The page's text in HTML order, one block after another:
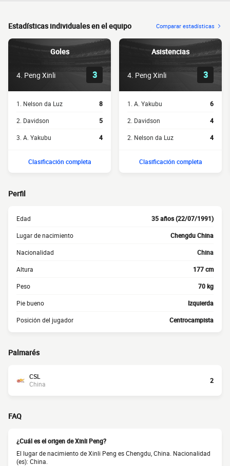
Estadísticas individuales en el equipo Comparar estadísticas
Goles
4. Peng Xinli 3
1. Nelson da Luz 8
2. Davidson 5
3. A. Yakubu 4
Clasificación completa
Asistencias
4. Peng Xinli 3
1. A. Yakubu 6
2. Davidson 4
2. Nelson da Luz 4
Clasificación completa
Perfil
Edad 35 años (22/07/1991)
Lugar de nacimiento Chengdu China
Nacionalidad China
Altura 177 cm
Peso 70 kg
Pie bueno Izquierda
Posición del jugador Centrocampista
Palmarés
CSL
China
2
FAQ
¿Cuál es el origen de Xinli Peng?
El lugar de nacimiento de Xinli Peng es Chengdu, China. Nacionalidad
(es): China.